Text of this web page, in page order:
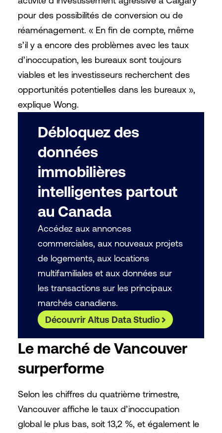
pour des possibilités de conversion ou de
réaménagement. « En fin de compte, même
s’il y a encore des problèmes avec les taux
d’inoccupation, les bureaux sont toujours
viables et les investisseurs recherchent des
opportunités potentielles dans les bureaux »,
explique Wong.
Débloquez des
données
immobilières
intelligentes partout
au Canada
Accédez aux annonces
commerciales, aux nouveaux projets
de logements, aux locations
multifamiliales et aux données sur
les transactions sur les principaux
marchés canadiens.
Découvrir Altus Data Studio
Le marché de Vancouver
surperforme
Selon les chiffres du quatrième trimestre,
Vancouver affiche le taux d’inoccupation
global le plus bas, soit 13,2 %, et également le